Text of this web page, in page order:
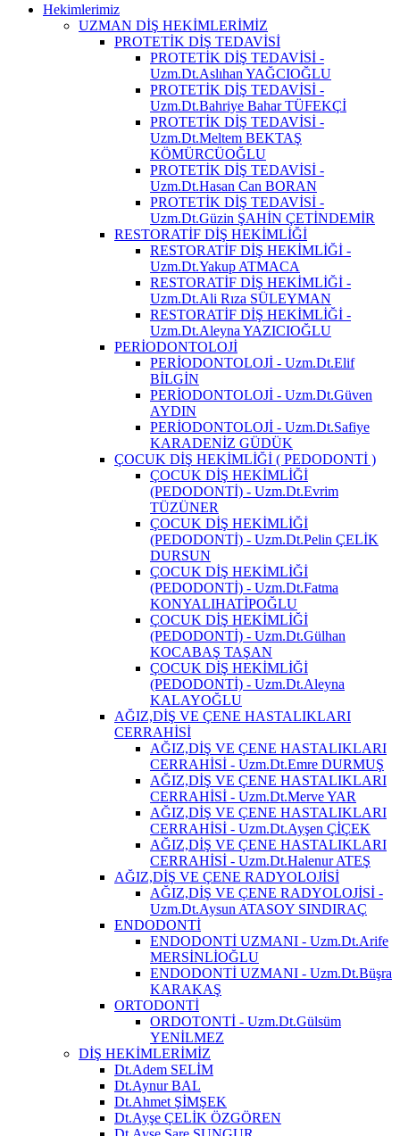
Hekimlerimiz
UZMAN DİŞ HEKİMLERİMİZ
PROTETİK DİŞ TEDAVİSİ
PROTETİK DİŞ TEDAVİSİ -
Uzm.Dt.Aslıhan YAĞCIOĞLU
PROTETİK DİŞ TEDAVİSİ -
Uzm.Dt.Bahriye Bahar TÜFEKÇİ
PROTETİK DİŞ TEDAVİSİ -
Uzm.Dt.Meltem BEKTAŞ
KÖMÜRCÜOĞLU
PROTETİK DİŞ TEDAVİSİ -
Uzm.Dt.Hasan Can BORAN
PROTETİK DİŞ TEDAVİSİ -
Uzm.Dt.Güzin ŞAHİN ÇETİNDEMİR
RESTORATİF DİŞ HEKİMLİĞİ
RESTORATİF DİŞ HEKİMLİĞİ -
Uzm.Dt.Yakup ATMACA
RESTORATİF DİŞ HEKİMLİĞİ -
Uzm.Dt.Ali Rıza SÜLEYMAN
RESTORATİF DİŞ HEKİMLİĞİ -
Uzm.Dt.Aleyna YAZICIOĞLU
PERİODONTOLOJİ
PERİODONTOLOJİ - Uzm.Dt.Elif
BİLGİN
PERİODONTOLOJİ - Uzm.Dt.Güven
AYDIN
PERİODONTOLOJİ - Uzm.Dt.Safiye
KARADENİZ GÜDÜK
ÇOCUK DİŞ HEKİMLİĞİ ( PEDODONTİ )
ÇOCUK DİŞ HEKİMLİĞİ
(PEDODONTİ) - Uzm.Dt.Evrim
TÜZÜNER
ÇOCUK DİŞ HEKİMLİĞİ
(PEDODONTİ) - Uzm.Dt.Pelin ÇELİK
DURSUN
ÇOCUK DİŞ HEKİMLİĞİ
(PEDODONTİ) - Uzm.Dt.Fatma
KONYALIHATİPOĞLU
ÇOCUK DİŞ HEKİMLİĞİ
(PEDODONTİ) - Uzm.Dt.Gülhan
KOCABAŞ TAŞAN
ÇOCUK DİŞ HEKİMLİĞİ
(PEDODONTİ) - Uzm.Dt.Aleyna
KALAYOĞLU
AĞIZ,DİŞ VE ÇENE HASTALIKLARI
CERRAHİSİ
AĞIZ,DİŞ VE ÇENE HASTALIKLARI
CERRAHİSİ - Uzm.Dt.Emre DURMUŞ
AĞIZ,DİŞ VE ÇENE HASTALIKLARI
CERRAHİSİ - Uzm.Dt.Merve YAR
AĞIZ,DİŞ VE ÇENE HASTALIKLARI
CERRAHİSİ - Uzm.Dt.Ayşen ÇİÇEK
AĞIZ,DİŞ VE ÇENE HASTALIKLARI
CERRAHİSİ - Uzm.Dt.Halenur ATEŞ
AĞIZ,DİŞ VE ÇENE RADYOLOJİSİ
AĞIZ,DİŞ VE ÇENE RADYOLOJİSİ -
Uzm.Dt.Aysun ATASOY SINDIRAÇ
ENDODONTİ
ENDODONTİ UZMANI - Uzm.Dt.Arife
MERSİNLİOĞLU
ENDODONTİ UZMANI - Uzm.Dt.Büşra
KARAKAŞ
ORTODONTİ
ORDOTONTİ - Uzm.Dt.Gülsüm
YENİLMEZ
DİŞ HEKİMLERİMİZ
Dt.Adem SELİM
Dt.Aynur BAL
Dt.Ahmet ŞİMŞEK
Dt.Ayşe ÇELİK ÖZGÖREN